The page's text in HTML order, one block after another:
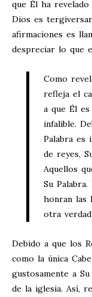
que Él ha revelado
Dios es
afirmaciones es
despreciar lo que
Como
refleja el
a que Él
infalible.
Palabra es
de reyes,
Aquellos
Su
honran las
otra
Debido a que los
como la única
gustosamente a
de la iglesia. Así,